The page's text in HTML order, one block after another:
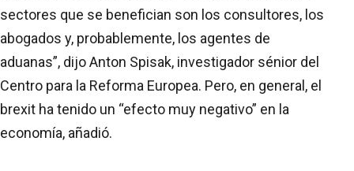
sectores que se benefician son los consultores, los
abogados y, probablemente, los agentes de
aduanas”, dijo Anton Spisak, investigador sénior del
Centro para la Reforma Europea. Pero, en general, el
brexit ha tenido un “efecto muy negativo” en la
economía, añadió.